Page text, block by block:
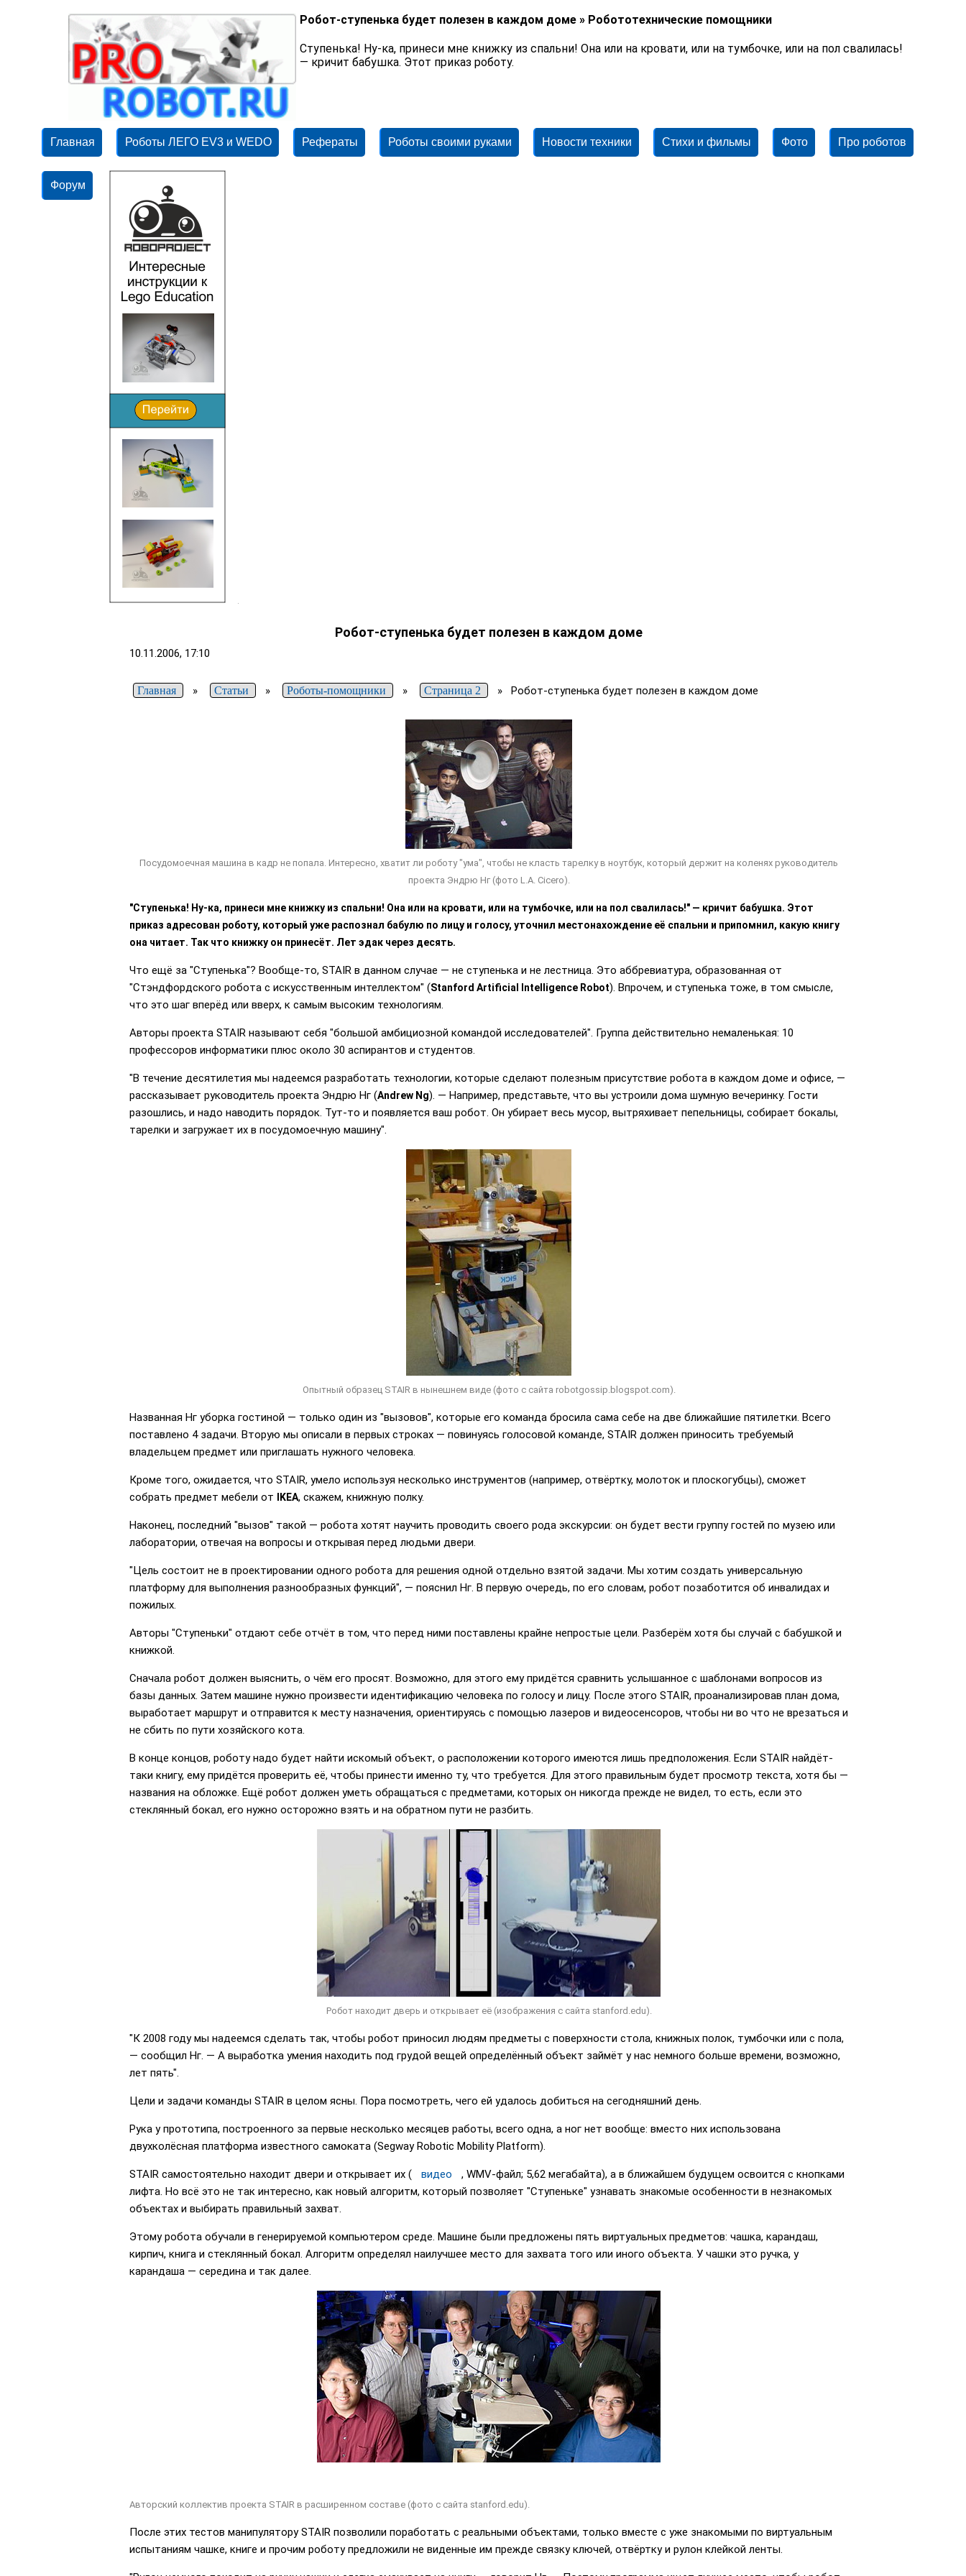
Робот-ступенька будет полезен в каждом доме » Робототехнические помощники
Ступенька! Ну-ка, принеси мне книжку из спальни! Она или на кровати, или на тумбочке, или на пол свалилась!
— кричит бабушка. Этот приказ роботу.
Главная Роботы ЛЕГО EV3 и WEDO Рефераты Роботы своими руками Новости техники Стихи и фильмы Фото Про роботов
Форум
Робот-ступенька будет полезен в каждом доме
10.11.2006, 17:10
Главная » Статьи » Роботы-помощники » Страница 2 » Робот-ступенька будет полезен в каждом доме
Посудомоечная машина в кадр не попала. Интересно, хватит ли роботу "ума", чтобы не класть тарелку в ноутбук, который держит на коленях руководитель
проекта Эндрю Нг (фото L.A. Cicero).
"Ступенька! Ну-ка, принеси мне книжку из спальни! Она или на кровати, или на тумбочке, или на пол свалилась!" — кричит бабушка. Этот
приказ адресован роботу, который уже распознал бабулю по лицу и голосу, уточнил местонахождение её спальни и припомнил, какую книгу
она читает. Так что книжку он принесёт. Лет эдак через десять.
Что ещё за "Ступенька"? Вообще-то, STAIR в данном случае — не ступенька и не лестница. Это аббревиатура, образованная от
"Стэндфордского робота с искусственным интеллектом" (Stanford Artificial Intelligence Robot). Впрочем, и ступенька тоже, в том смысле,
что это шаг вперёд или вверх, к самым высоким технологиям.
Авторы проекта STAIR называют себя "большой амбициозной командой исследователей". Группа действительно немаленькая: 10
профессоров информатики плюс около 30 аспирантов и студентов.
"В течение десятилетия мы надеемся разработать технологии, которые сделают полезным присутствие робота в каждом доме и офисе, —
рассказывает руководитель проекта Эндрю Нг (Andrew Ng). — Например, представьте, что вы устроили дома шумную вечеринку. Гости
разошлись, и надо наводить порядок. Тут-то и появляется ваш робот. Он убирает весь мусор, вытряхивает пепельницы, собирает бокалы,
тарелки и загружает их в посудомоечную машину".
Опытный образец STAIR в нынешнем виде (фото с сайта robotgossip.blogspot.com).
Названная Нг уборка гостиной — только один из "вызовов", которые его команда бросила сама себе на две ближайшие пятилетки. Всего
поставлено 4 задачи. Вторую мы описали в первых строках — повинуясь голосовой команде, STAIR должен приносить требуемый
владельцем предмет или приглашать нужного человека.
Кроме того, ожидается, что STAIR, умело используя несколько инструментов (например, отвёртку, молоток и плоскогубцы), сможет
собрать предмет мебели от
IKEA, скажем, книжную полку.
Наконец, последний "вызов" такой — робота хотят научить проводить своего рода экскурсии: он будет вести группу гостей по музею или
лаборатории, отвечая на вопросы и открывая перед людьми двери.
"Цель состоит не в проектировании одного робота для решения одной отдельно взятой задачи. Мы хотим создать универсальную
платформу для выполнения разнообразных функций", — пояснил Нг. В первую очередь, по его словам, робот позаботится об инвалидах и
пожилых.
Авторы "Ступеньки" отдают себе отчёт в том, что перед ними поставлены крайне непростые цели. Разберём хотя бы случай с бабушкой и
книжкой.
Сначала робот должен выяснить, о чём его просят. Возможно, для этого ему придётся сравнить услышанное с шаблонами вопросов из
базы данных. Затем машине нужно произвести идентификацию человека по голосу и лицу. После этого STAIR, проанализировав план дома,
выработает маршрут и отправится к месту назначения, ориентируясь с помощью лазеров и видеосенсоров, чтобы ни во что не врезаться и
не сбить по пути хозяйского кота.
В конце концов, роботу надо будет найти искомый объект, о расположении которого имеются лишь предположения. Если STAIR найдёт-
таки книгу, ему придётся проверить её, чтобы принести именно ту, что требуется. Для этого правильным будет просмотр текста, хотя бы —
названия на обложке. Ещё робот должен уметь обращаться с предметами, которых он никогда прежде не видел, то есть, если это
стеклянный бокал, его нужно осторожно взять и на обратном пути не разбить.
Робот находит дверь и открывает её (изображения с сайта stanford.edu).
"К 2008 году мы надеемся сделать так, чтобы робот приносил людям предметы с поверхности стола, книжных полок, тумбочки или с пола,
— сообщил Нг. — А выработка умения находить под грудой вещей определённый объект займёт у нас немного больше времени, возможно,
лет пять".
Цели и задачи команды STAIR в целом ясны. Пора посмотреть, чего ей удалось добиться на сегодняшний день.
Рука у прототипа, построенного за первые несколько месяцев работы, всего одна, а ног нет вообще: вместо них использована
двухколёсная платформа известного самоката (Segway Robotic Mobility Platform).
STAIR самостоятельно находит двери и открывает их ( видео
, WMV-файл; 5,62 мегабайта), а в ближайшем будущем освоится с кнопками
лифта. Но всё это не так интересно, как новый алгоритм, который позволяет "Ступеньке" узнавать знакомые особенности в незнакомых
объектах и выбирать правильный захват.
Этому робота обучали в генерируемой компьютером среде. Машине были предложены пять виртуальных предметов: чашка, карандаш,
кирпич, книга и стеклянный бокал. Алгоритм определял наилучшее место для захвата того или иного объекта. У чашки это ручка, у
карандаша — середина и так далее.
Авторский коллектив проекта STAIR в расширенном составе (фото с сайта stanford.edu).
После этих тестов манипулятору STAIR позволили поработать с реальными объектами, только вместе с уже знакомыми по виртуальным
испытаниям чашке, книге и прочим роботу предложили не виденные им прежде связку ключей, отвёртку и рулон клейкой ленты.